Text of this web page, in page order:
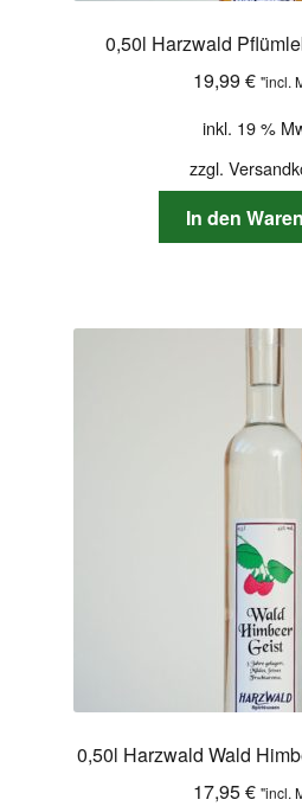
0,50l Harzwald
19,99 € "incl.
inkl. 19 %
zzgl.
In den
0,50l Harzwald Wald
17,95€ "incl.